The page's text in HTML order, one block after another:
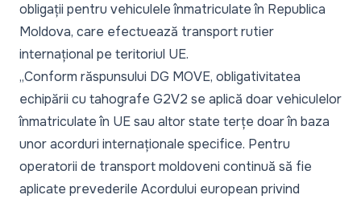
obligații pentru vehiculele înmatriculate în Republica
Moldova, care efectuează transport rutier
internațional pe teritoriul UE.
„Conform răspunsului DG MOVE, obligativitatea
echipării cu tahografe G2V2 se aplică doar vehiculelor
înmatriculate în UE sau altor state terțe doar în baza
unor acorduri internaționale specifice. Pentru
operatorii de transport moldoveni continuă să fie
aplicate prevederile Acordului european privind